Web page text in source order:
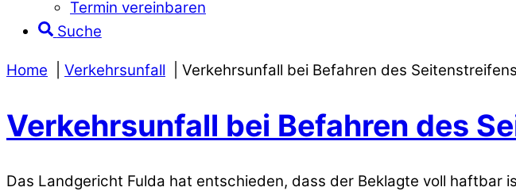
Termin vereinbaren
Suche
Home Verkehrsunfall Verkehrsunfall bei Befahren des
Verkehrsunfall bei Befahren des
Das Landgericht Fulda hat entschieden, dass der Beklagte voll